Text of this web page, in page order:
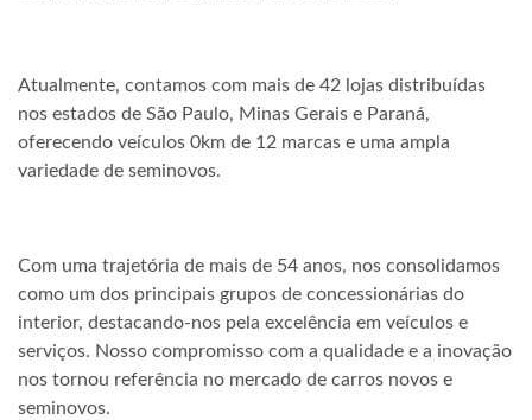
Atualmente, contamos com mais de 42 lojas distribuídas
nos estados de São Paulo, Minas Gerais e Paraná,
oferecendo veículos 0km de 12 marcas e uma ampla
variedade de seminovos.
Com uma trajetória de mais de 54 anos, nos consolidamos
como um dos principais grupos de concessionárias do
interior, destacando-nos pela excelência em veículos e
serviços. Nosso compromisso com a qualidade e a inovação
nos tornou referência no mercado de carros novos e
seminovos.